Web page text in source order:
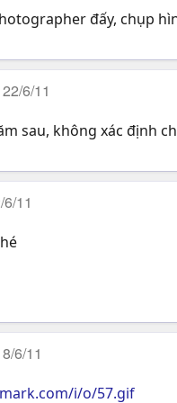
đấy, chụp
22/6/11
sau, không xác định
11
8/6/11
i/o/57.gif